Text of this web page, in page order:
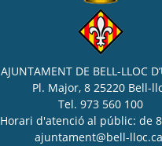
AJUNTAMENT DE BELL-LLOC
Pl. Major, 8 25220 Bell-
Tel. 973 560 100
Horari d'atenció al públic: de
ajuntament@bell-